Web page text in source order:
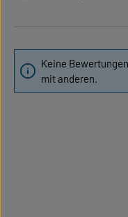
Keine
mit anderen.